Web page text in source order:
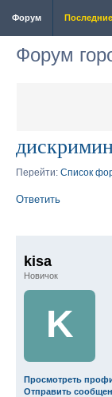
Форум
Форум
Перейти: Список
Ответить
kisa
Новичок
K
Просмотреть
Отправить